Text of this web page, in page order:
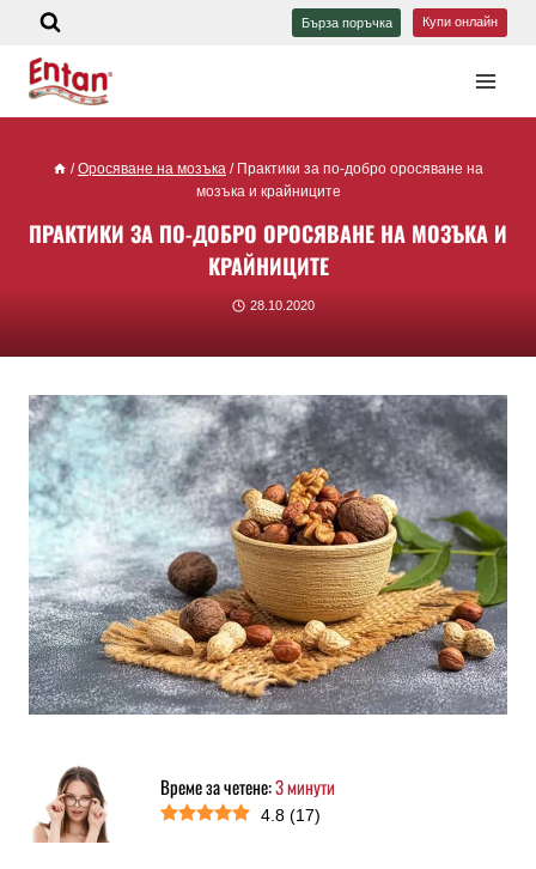
Бърза поръчка Купи онлайн
/ Оросяване на мозъка / Практики за по-добро оросяване на
мозъка и крайниците
ПРАКТИКИ ЗА ПО-ДОБРО ОРОСЯВАНЕ НА МОЗЪКА И
КРАЙНИЦИТЕ
28.10.2020
Време за четене:3минути
4.8 (17)